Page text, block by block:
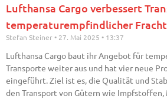
Lufthansa Cargo verbessert
temperaturempfindlicher Fracht
Stefan Steiner 27. Mai 2025 13:37
Lufthansa Cargo baut ihr Angebot für
Transporte weiter aus und hat vier neue
eingeführt. Ziel ist es, die Qualität und
den Transport von Gütern wie Impfstoffen,